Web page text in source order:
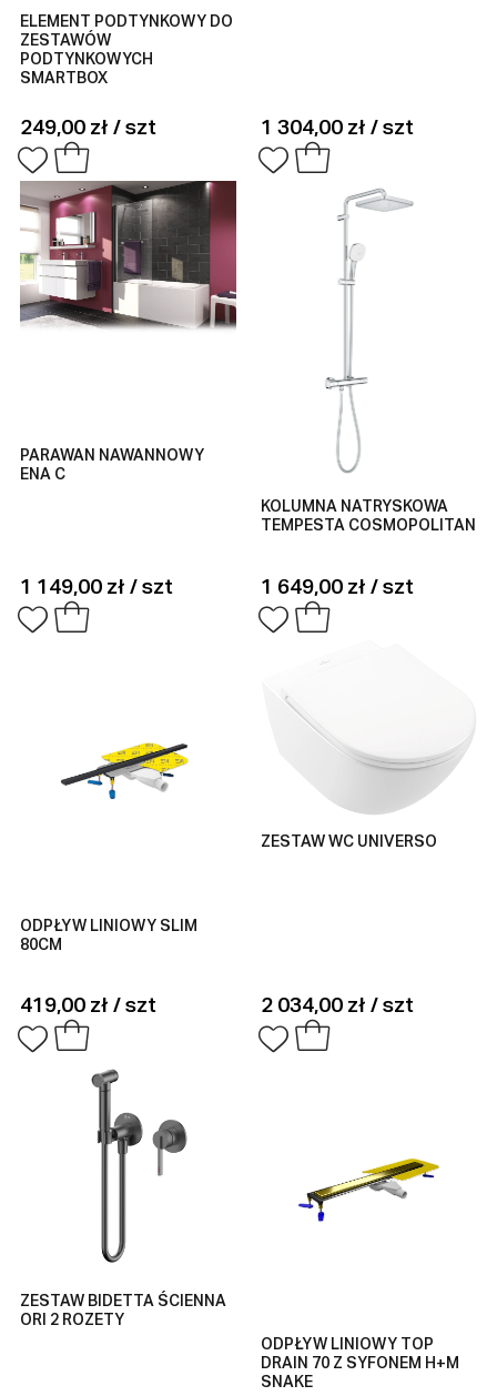
ELEMENT PODTYNKOWY DO
ZESTAWÓW
PODTYNKOWYCH
SMARTBOX
249,00 zł / szt 1 304,00 zł / szt
PARAWAN NAWANNOWY
ENA C
1 149,00 zł / szt
KOLUMNA NATRYSKOWA
TEMPESTA COSMOPOLITAN
1 649,00 zł / szt
ODPŁYW LINIOWY SLIM
80CM
419,00 zł / szt
ZESTAW WC UNIVERSO
2 034,00 zł / szt
ZESTAW BIDETTA ŚCIENNA
ORI 2 ROZETY
ODPŁYW LINIOWY TOP
DRAIN 70 Z SYFONEM H+M
SNAKE